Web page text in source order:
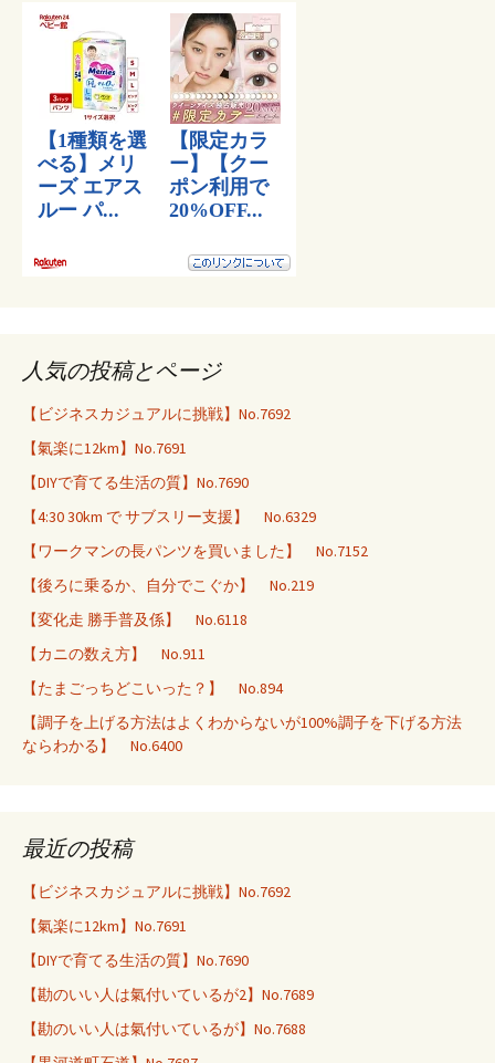
人気の投稿とページ
【ビジネスカジュアルに挑戦】No.7692
【氣楽に12km】No.7691
【DIYで育てる生活の質】No.7690
【4:30 30km で サブスリー支援】 No.6329
【ワークマンの長パンツを買いました】 No.7152
【後ろに乗るか、自分でこぐか】 No.219
【変化走 勝手普及係】 No.6118
【カニの数え方】 No.911
【たまごっちどこいった？】 No.894
【調子を上げる方法はよくわからないが100%調子を下げる方法
ならわかる】 No.6400
最近の投稿
【ビジネスカジュアルに挑戦】No.7692
【氣楽に12km】No.7691
【DIYで育てる生活の質】No.7690
【勘のいい人は氣付いているが2】No.7689
【勘のいい人は氣付いているが】No.7688